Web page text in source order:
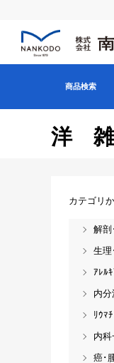
商品検索
洋
カテゴリ
解剖
生理
ｱﾚﾙ
内
ﾘｳﾏ
内
癌･